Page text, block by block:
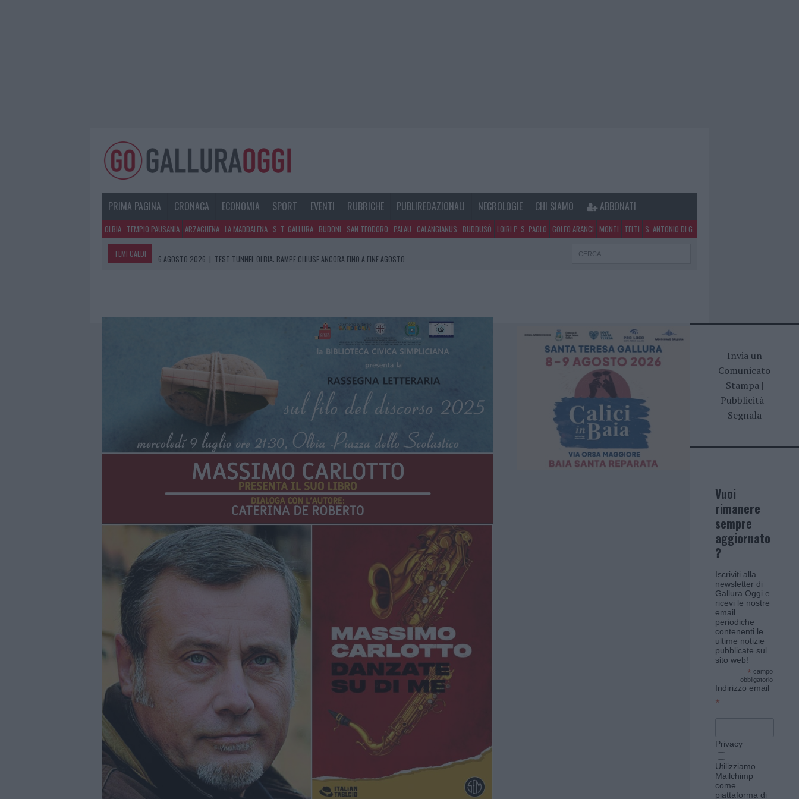
PRIMA PAGINA CRONACA ECONOMIA SPORT EVENTI RUBRICHE PUBLIREDAZIONALI NECROLOGIE CHI SIAMO ABBONATI
OLBIA TEMPIO PAUSANIA ARZACHENA LA MADDALENA S. T. GALLURA BUDONI SAN TEODORO PALAU CALANGIANUS BUDDUSÒ LOIRI P. S. PAOLO GOLFO ARANCI MONTI TELTI S. ANTONIO DI G.
TEMI CALDI 6 AGOSTO 2026 | TEST TUNNEL OLBIA: RAMPE CHIUSE ANCORA FINO A FINE AGOSTO
METEO OLBIA 7 AGOSTO, SOLE E CALDO TORNANO PROTAGONISTI
Invia un
Comunicato
Stampa|
Pubblicità |
Segnala
Vuoi
rimanere
sempre
aggiornato
?
Iscriviti alla
newsletter di
Gallura Oggi e
ricevi le nostre
email
periodiche
contenenti le
ultime notizie
pubblicate sul
sito web!
* campo
obbligatorio
Indirizzo email
*
Privacy
Utilizziamo
Mailchimp
come
piattaforma di